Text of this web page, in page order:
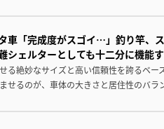
車「完成度がスゴイ…」釣り竿、
シェルターとしても十二分に機能す
る絶妙なサイズと高い信頼性を誇るベ
せるのが、車体の大きさと居住性のバ